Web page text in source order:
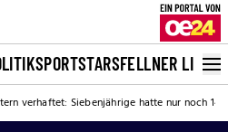
SPORTSTARSFELLNER LIVE
verhaftet: Siebenjährige hatte nur noch 14